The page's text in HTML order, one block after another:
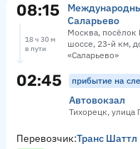
08:15
Саларьево
Москва, посёлок
шоссе, 23-й км,
«Саларьево»
18 ч 30 м
в пути
02:45 прибытие на
Автовокзал
Тихорецк, улица
Перевозчик:Транс Шаттл